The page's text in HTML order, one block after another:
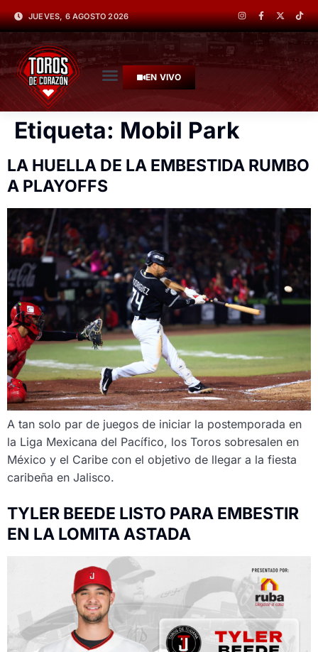
JUEVES, 6 AGOSTO 2026
EN VIVO
Etiqueta: Mobil Park
LA HUELLA DE LA EMBESTIDA RUMBO
A PLAYOFFS
A tan solo par de juegos de iniciar la postemporada en
la Liga Mexicana del Pacífico, los Toros sobresalen en
México y el Caribe con el objetivo de llegar a la fiesta
caribeña en Jalisco.
TYLER BEEDE LISTO PARA EMBESTIR
EN LA LOMITA ASTADA